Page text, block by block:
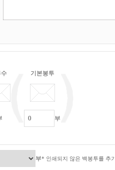
기본봉투
부
부* 인쇄되지 않은 백봉투를 추